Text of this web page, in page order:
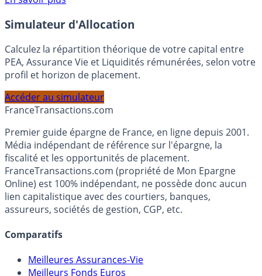
En savoir plus
Simulateur d'Allocation
Calculez la répartition théorique de votre capital entre
PEA, Assurance Vie et Liquidités rémunérées, selon votre
profil et horizon de placement.
FranceTransactions.com
Premier guide épargne de France, en ligne depuis 2001.
Média indépendant de référence sur l'épargne, la
fiscalité et les opportunités de placement.
FranceTransactions.com (propriété de Mon Epargne
Online) est 100% indépendant, ne possède donc aucun
lien capitalistique avec des courtiers, banques,
assureurs, sociétés de gestion, CGP, etc.
Comparatifs